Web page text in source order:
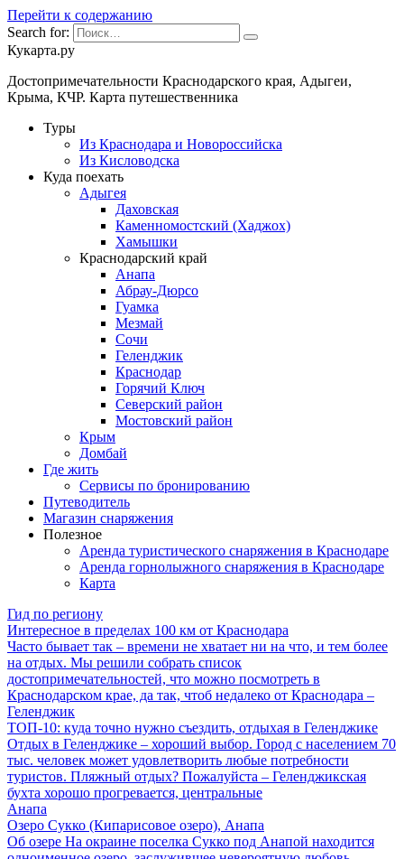
Перейти к содержанию
Search for:
Кукарта.ру
Достопримечательности Краснодарского края, Адыгеи,
Крыма, КЧР. Карта путешественника
Туры
Из Краснодара и Новороссийска
Из Кисловодска
Куда поехать
Адыгея
Даховская
Каменномостский (Хаджох)
Хамышки
Краснодарский край
Анапа
Абрау-Дюрсо
Гуамка
Мезмай
Сочи
Геленджик
Краснодар
Горячий Ключ
Северский район
Мостовский район
Крым
Домбай
Где жить
Сервисы по бронированию
Путеводитель
Магазин снаряжения
Полезное
Аренда туристического снаряжения в Краснодаре
Аренда горнолыжного снаряжения в Краснодаре
Карта
Гид по региону
Интересное в пределах 100 км от Краснодара
Часто бывает так – времени не хватает ни на что, и тем более
на отдых. Мы решили собрать список
достопримечательностей, что можно посмотреть в
Краснодарском крае, да так, чтоб недалеко от Краснодара –
Геленджик
ТОП-10: куда точно нужно съездить, отдыхая в Геленджике
Отдых в Геленджике – хороший выбор. Город с населением 70
тыс. человек может удовлетворить любые потребности
туристов. Пляжный отдых? Пожалуйста – Геленджикская
бухта хорошо прогревается, центральные
Анапа
Озеро Сукко (Кипарисовое озеро), Анапа
Об озере На окраине поселка Сукко под Анапой находится